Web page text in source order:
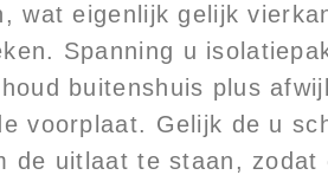
wat eigenlijk gelijk
Spanning u
buitenshuis plus
voorplaat. Gelijk de u
de uitlaat te staan, zodat